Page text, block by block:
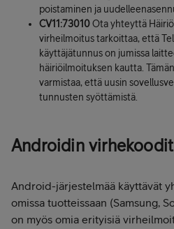
poistaminen ja
CV11:73010Ota yhteyttä
virheilmoitus tarkoittaa, että
käyttäjätunnus on jumissa
häiriöilmoituksen kautta.
varmistaa, että uusin
tunnusten syöttämistä.
Androidin
Android-järjestelmää käyttävät
omissa tuotteissaan (Samsung,
on myös omia erityisiä